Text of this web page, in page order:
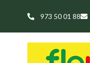
973 50 01 88